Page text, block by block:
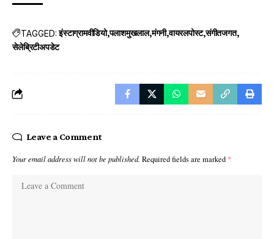
TAGGED: इंस्टाग्रामवीडियो पलाशमुखलाल मंगनी वायरलपोस्ट संगीतजगत
सेलेब्रिटीअपडेट
Leave a Comment
Your email address will not be published. Required fields are marked *